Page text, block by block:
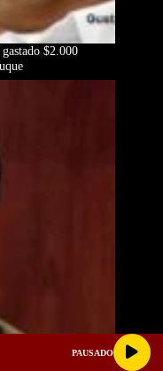
$2.000
PAUSADO